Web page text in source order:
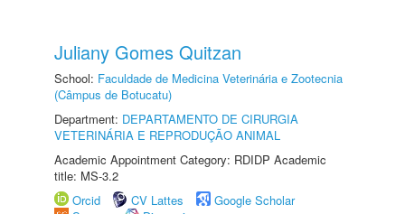
Juliany Gomes Quitzan
School: Faculdade de Medicina Veterinária e Zootecnia
(Câmpus de Botucatu)
Department: DEPARTAMENTO DE CIRURGIA
VETERINÁRIA E REPRODUÇÃO ANIMAL
Academic Appointment Category: RDIDP Academic
title: MS-3.2
Orcid
CV Lattes
Google Scholar